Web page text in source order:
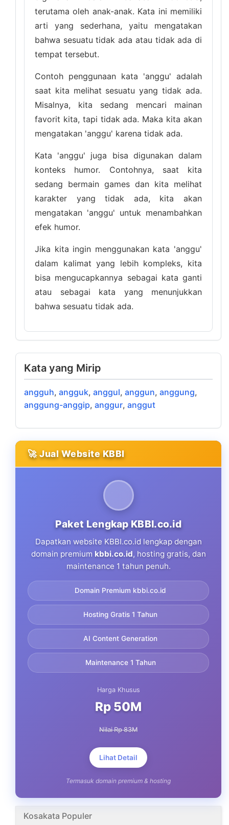
terutama oleh anak-anak. Kata ini memiliki
arti yang sederhana, yaitu mengatakan
bahwa sesuatu tidak ada atau tidak ada di
tempat tersebut.
Contoh penggunaan kata 'anggu' adalah
saat kita melihat sesuatu yang tidak ada.
Misalnya, kita sedang mencari mainan
favorit kita, tapi tidak ada. Maka kita akan
mengatakan 'anggu' karena tidak ada.
Kata 'anggu' juga bisa digunakan dalam
konteks humor. Contohnya, saat kita
sedang bermain games dan kita melihat
karakter yang tidak ada, kita akan
mengatakan 'anggu' untuk menambahkan
efek humor.
Jika kita ingin menggunakan kata 'anggu'
dalam kalimat yang lebih kompleks, kita
bisa mengucapkannya sebagai kata ganti
atau sebagai kata yang menunjukkan
bahwa sesuatu tidak ada.
Kata yang Mirip
angguh, angguk, anggul, anggun, anggung,
anggung-anggip, anggur, anggut
🚀 Jual Website KBBI
Paket Lengkap KBBI.co.id
Dapatkan website KBBI.co.id lengkap dengan
domain premium kbbi.co.id, hosting gratis, dan
maintenance 1 tahun penuh.
Domain Premium kbbi.co.id
Hosting Gratis 1 Tahun
AI Content Generation
Maintenance 1 Tahun
Harga Khusus
Rp 50M
Nilai Rp 83M
Lihat Detail
Termasuk domain premium & hosting
Kosakata Populer